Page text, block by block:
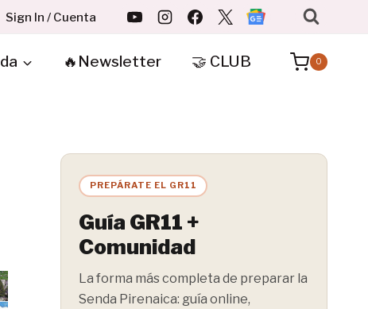
Sign In / Cuenta
🔥Newsletter 🤝 CLUB 0
PREPÁRATE EL GR11
Guía GR11 +
Comunidad
La forma más completa de preparar la
Senda Pirenaica: guía online,